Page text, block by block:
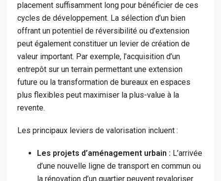
placement suffisamment long pour bénéficier de ces
cycles de développement. La sélection d’un bien
offrant un potentiel de réversibilité ou d’extension
peut également constituer un levier de création de
valeur important. Par exemple, l’acquisition d’un
entrepôt sur un terrain permettant une extension
future ou la transformation de bureaux en espaces
plus flexibles peut maximiser la plus-value à la
revente.
Les principaux leviers de valorisation incluent :
Les projets d’aménagement urbain : L’arrivée
d’une nouvelle ligne de transport en commun ou
la rénovation d’un quartier peuvent revaloriser